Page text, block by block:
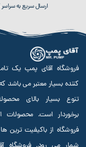
ارسال سریع به
فروشگاه آقای پمپ یک
کننده بسیار معتبر می باشد
تنوع بسیار بالای
برخوردار است. محصولات
فروشگاه از باکیفیت ترین